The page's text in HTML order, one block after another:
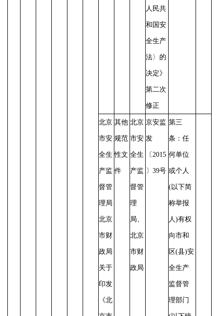
人民共
和国安
全生产
法〉的
决定》
第二次
修正
北京
市安
全生
产监
督管
理局
北京
市财
政局
关于
印发
《北
其他
规范
性文
件
北京
市安
全生
产监
督管
理
局、
北京
市财
政局
京安监
发
〔 2015
〕39号
第三
条：任
何单位
或个人
(以下简
称举报
人)有权
向市和
区(县)安
全生产
监督管
理部门